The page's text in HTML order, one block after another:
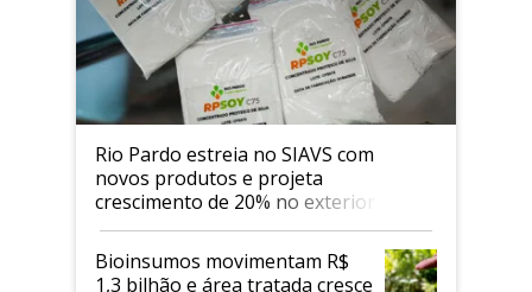
Rio Pardo estreia no SIAVS com
novos produtos e projeta
crescimento de 20% no exterior
Bioinsumos movimentam R$
1,3 bilhão e área tratada cresce